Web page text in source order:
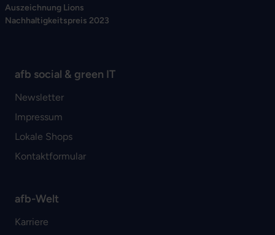
Auszeichnung Lions
Nachhaltigkeitspreis 2023
afb social & green IT
Newsletter
Impressum
Lokale Shops
Kontaktformular
afb-Welt
Karriere